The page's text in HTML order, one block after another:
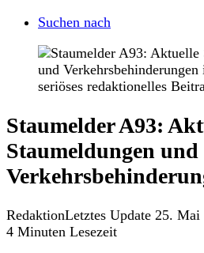
Suchen nach
Staumelder A93:
Staumeldungen und
RedaktionLetztes Update 25. Mai
4 Minuten Lesezeit